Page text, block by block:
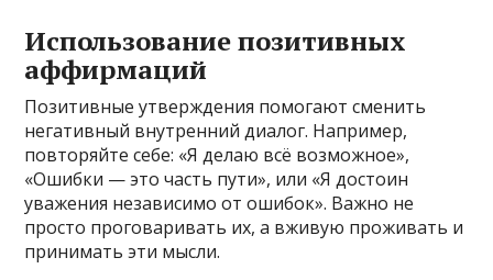
Использование позитивных
аффирмаций
Позитивные утверждения помогают сменить
негативный внутренний диалог. Например,
повторяйте себе: «Я делаю всё возможное»,
«Ошибки — это часть пути», или «Я достоин
уважения независимо от ошибок». Важно не
просто проговаривать их, а вживую проживать и
принимать эти мысли.